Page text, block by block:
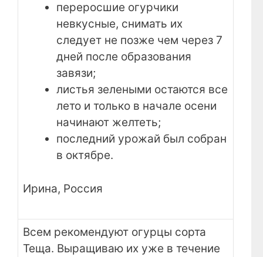
переросшие огурчики
невкусные, снимать их
следует не позже чем через 7
дней после образования
завязи;
листья зелеными остаются все
лето и только в начале осени
начинают желтеть;
последний урожай был собран
в октябре.
Ирина, Россия
Всем рекомендуют огурцы сорта
Теща. Выращиваю их уже в течение